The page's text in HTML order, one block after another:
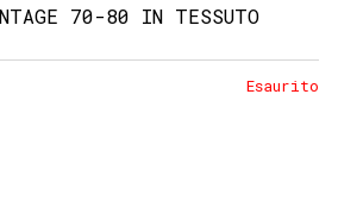
70-80 IN TESSUTO
Esaurito